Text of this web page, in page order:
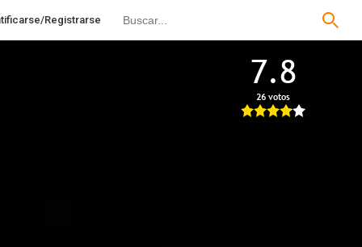
Registrarse
7.8
26 votos